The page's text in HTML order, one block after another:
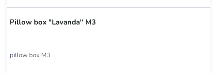
Pillow box "Lavanda" M3
pillow box M3